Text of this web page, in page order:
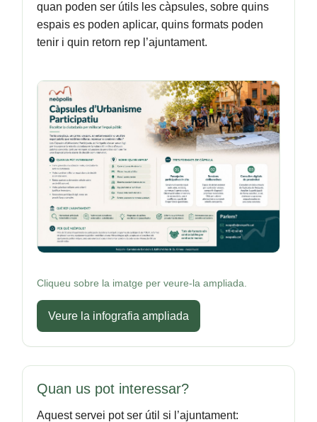
quan poden ser útils les càpsules, sobre quins
espais es poden aplicar, quins formats poden
tenir i quin retorn rep l’ajuntament.
Cliqueu sobre la imatge per veure-la ampliada.
Veure la infografia ampliada
Quan us pot interessar?
Aquest servei pot ser útil si l’ajuntament: